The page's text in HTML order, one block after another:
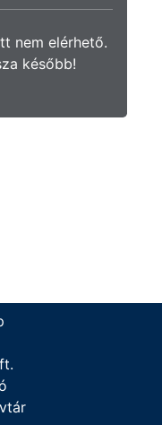
nem elérhető.
később!